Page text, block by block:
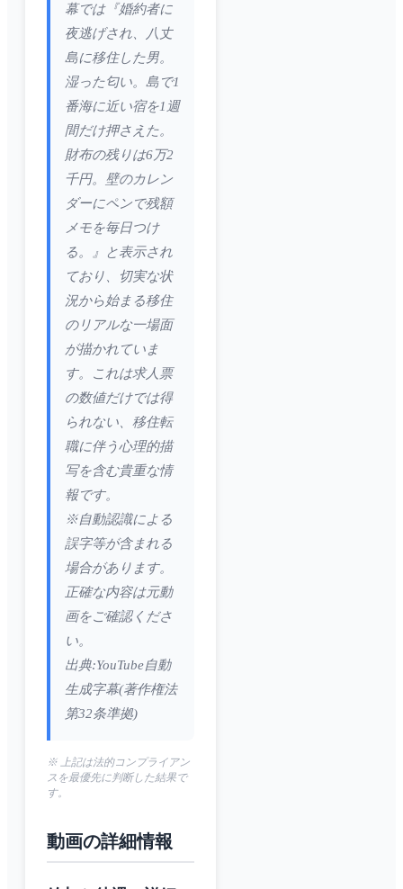
幕では『婚約者に
夜逃げされ、八丈
島に移住した男。
湿った匂い。島で1
番海に近い宿を1週
間だけ押さえた。
財布の残りは6万2
千円。壁のカレン
ダーにペンで残額
メモを毎日つけ
る。』と表示され
ており、切実な状
況から始まる移住
のリアルな一場面
が描かれていま
す。これは求人票
の数値だけでは得
られない、移住転
職に伴う心理的描
写を含む貴重な情
報です。
※自動認識による
誤字等が含まれる
場合があります。
正確な内容は元動
画をご確認くださ
い。
出典:YouTube自動
生成字幕(著作権法
第32条準拠)
※ 上記は法的コンプライアン
スを最優先に判断した結果で
す。
動画の詳細情報